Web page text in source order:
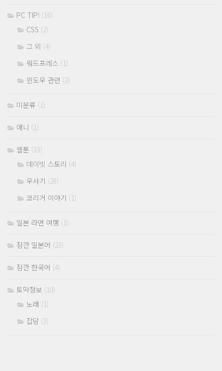
PC TIP! (16)
CSS (2)
그 외 (4)
워드프레스 (1)
윈도우 관련 (3)
미분류 (1)
애니 (1)
웹툰 (33)
데이빗 스토리 (4)
우사기 (28)
코리거 이야기 (1)
일본 라면 여행 (1)
잠깐 일본어 (23)
잠깐 한국어 (4)
토막정보 (10)
노래 (1)
잡담 (3)